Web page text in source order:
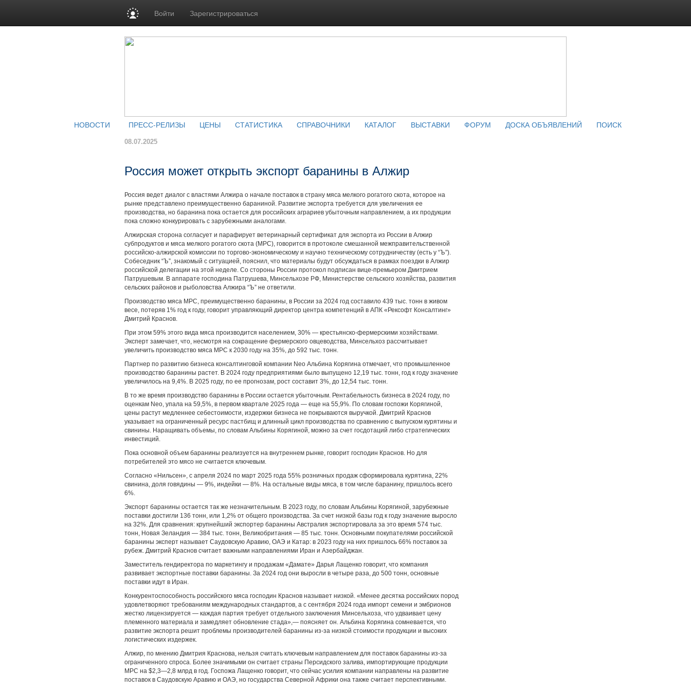
Войти Зарегистрироваться
НОВОСТИ ПРЕСС-РЕЛИЗЫ ЦЕНЫ СТАТИСТИКА СПРАВОЧНИКИ КАТАЛОГ ВЫСТАВКИ ФОРУМ ДОСКА ОБЪЯВЛЕНИЙ ПОИСК
08.07.2025
Россия может открыть экспорт баранины в Алжир
Россия ведет диалог с властями Алжира о начале поставок в страну мяса мелкого рогатого скота, которое на
рынке представлено преимущественно бараниной. Развитие экспорта требуется для увеличения ее
производства, но баранина пока остается для российских аграриев убыточным направлением, а их продукции
пока сложно конкурировать с зарубежными аналогами.
Алжирская сторона согласует и парафирует ветеринарный сертификат для экспорта из России в Алжир
субпродуктов и мяса мелкого рогатого скота (МРС), говорится в протоколе смешанной межправительственной
российско-алжирской комиссии по торгово-экономическому и научно техническому сотрудничеству (есть у “Ъ”).
Собеседник “Ъ”, знакомый с ситуацией, пояснил, что материалы будут обсуждаться в рамках поездки в Алжир
российской делегации на этой неделе. Со стороны России протокол подписан вице-премьером Дмитрием
Патрушевым. В аппарате господина Патрушева, Минсельхозе РФ, Министерстве сельского хозяйства, развития
сельских районов и рыболовства Алжира “Ъ” не ответили.
Производство мяса МРС, преимущественно баранины, в России за 2024 год составило 439 тыс. тонн в живом
весе, потеряв 1% год к году, говорит управляющий директор центра компетенций в АПК «Рексофт Консалтинг»
Дмитрий Краснов.
При этом 59% этого вида мяса производится населением, 30% — крестьянско-фермерскими хозяйствами.
Эксперт замечает, что, несмотря на сокращение фермерского овцеводства, Минсельхоз рассчитывает
увеличить производство мяса МРС к 2030 году на 35%, до 592 тыс. тонн.
Партнер по развитию бизнеса консалтинговой компании Neo Альбина Корягина отмечает, что промышленное
производство баранины растет. В 2024 году предприятиями было выпущено 12,19 тыс. тонн, год к году значение
увеличилось на 9,4%. В 2025 году, по ее прогнозам, рост составит 3%, до 12,54 тыс. тонн.
В то же время производство баранины в России остается убыточным. Рентабельность бизнеса в 2024 году, по
оценкам Neo, упала на 59,5%, в первом квартале 2025 года — еще на 55,9%. По словам госпожи Корягиной,
цены растут медленнее себестоимости, издержки бизнеса не покрываются выручкой. Дмитрий Краснов
указывает на ограниченный ресурс пастбищ и длинный цикл производства по сравнению с выпуском курятины и
свинины. Наращивать объемы, по словам Альбины Корягиной, можно за счет госдотаций либо стратегических
инвестиций.
Пока основной объем баранины реализуется на внутреннем рынке, говорит господин Краснов. Но для
потребителей это мясо не считается ключевым.
Согласно «Нильсен», с апреля 2024 по март 2025 года 55% розничных продаж сформировала курятина, 22%
свинина, доля говядины — 9%, индейки — 8%. На остальные виды мяса, в том числе баранину, пришлось всего
6%.
Экспорт баранины остается так же незначительным. В 2023 году, по словам Альбины Корягиной, зарубежные
поставки достигли 136 тонн, или 1,2% от общего производства. За счет низкой базы год к году значение выросло
на 32%. Для сравнения: крупнейший экспортер баранины Австралия экспортировала за это время 574 тыс.
тонн, Новая Зеландия — 384 тыс. тонн, Великобритания — 85 тыс. тонн. Основными покупателями российской
баранины эксперт называет Саудовскую Аравию, ОАЭ и Катар: в 2023 году на них пришлось 66% поставок за
рубеж. Дмитрий Краснов считает важными направлениями Иран и Азербайджан.
Заместитель гендиректора по маркетингу и продажам «Дамате» Дарья Лащенко говорит, что компания
развивает экспортные поставки баранины. За 2024 год они выросли в четыре раза, до 500 тонн, основные
поставки идут в Иран.
Конкурентоспособность российского мяса господин Краснов называет низкой. «Менее десятка российских пород
удовлетворяют требованиям международных стандартов, а с сентября 2024 года импорт семени и эмбрионов
жестко лицензируется — каждая партия требует отдельного заключения Минсельхоза, что удваивает цену
племенного материала и замедляет обновление стада»,— поясняет он. Альбина Корягина сомневается, что
развитие экспорта решит проблемы производителей баранины из-за низкой стоимости продукции и высоких
логистических издержек.
Алжир, по мнению Дмитрия Краснова, нельзя считать ключевым направлением для поставок баранины из-за
ограниченного спроса. Более значимыми он считает страны Персидского залива, импортирующие продукции
МРС на $2,3—2,8 млрд в год. Госпожа Лащенко говорит, что сейчас усилия компании направлены на развитие
поставок в Саудовскую Аравию и ОАЭ, но государства Северной Африки она также считает перспективными.